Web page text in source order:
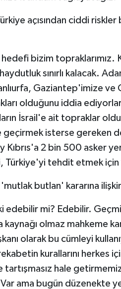
açısından ciddi riskler
bizim topraklarımız.
sınırlı kalacak.
Gaziantep'imize ve
olduğunu iddia
İsrail'e ait topraklar
geçirmek isterse gereken
Kıbrıs'a 2 bin 500 asker
Türkiye'yi tehdit etmek
'mutlak butlan' kararına
edebilir mi? Edebilir.
olmaz mahkeme
olarak bu cümleyi
kurallarını herkes
tartışmasız hale
ama bugün düzenekte